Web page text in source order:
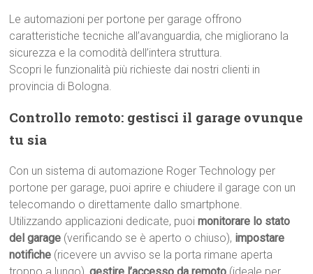
Le automazioni per portone per garage offrono
caratteristiche tecniche all’avanguardia, che migliorano la
sicurezza e la comodità dell’intera struttura.
Scopri le funzionalità più richieste dai nostri clienti in
provincia di Bologna.
Controllo remoto: gestisci il garage ovunque
tu sia
Con un sistema di automazione Roger Technology per
portone per garage, puoi aprire e chiudere il garage con un
telecomando o direttamente dallo smartphone.
Utilizzando applicazioni dedicate, puoimonitorare lo stato
del garage (verificando se è aperto o chiuso), impostare
notifiche (ricevere un avviso se la porta rimane aperta